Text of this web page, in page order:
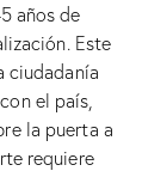
años de
Este
ciudadanía
el país,
la puerta a
requiere